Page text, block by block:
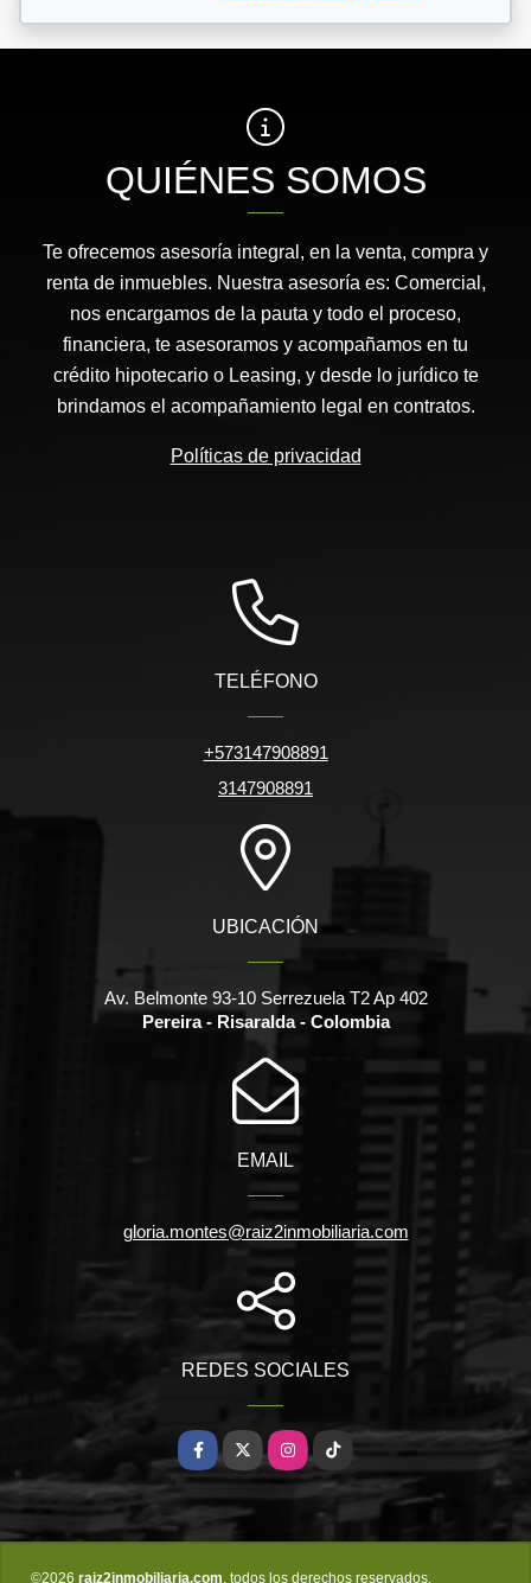
QUIÉNES SOMOS
Te ofrecemos asesoría integral, en la venta, compra y
renta de inmuebles. Nuestra asesoría es: Comercial,
nos encargamos de la pauta y todo el proceso,
financiera, te asesoramos y acompañamos en tu
crédito hipotecario o Leasing, y desde lo jurídico te
brindamos el acompañamiento legal en contratos.
Políticas de privacidad
TELÉFONO
+573147908891
3147908891
UBICACIÓN
Av. Belmonte 93-10 Serrezuela T2 Ap 402
Pereira - Risaralda - Colombia
EMAIL
gloria.montes@raiz2inmobiliaria.com
REDES SOCIALES
Facebook
X Instagram
TikTok
©2026 raiz2inmobiliaria.com, todos los derechos reservados.